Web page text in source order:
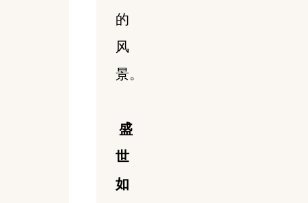
的
风
景。
盛
世
如